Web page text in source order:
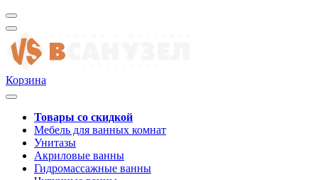
Корзина
Товары со скидкой
Мебель для ванных комнат
Унитазы
Акриловые ванны
Гидромассажные ванны